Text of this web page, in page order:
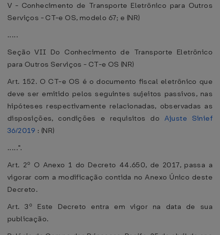
V - Conhecimento de Transporte Eletrônico para Outros
Serviços - CT-e OS, modelo 67; e (NR)
.....
Seção VII Do Conhecimento de Transporte Eletrônico
para Outros Serviços - CT-e OS (NR)
Art. 152. O CT-e OS é o documento fiscal eletrônico que
deve ser emitido pelos seguintes sujeitos passivos, nas
hipóteses respectivamente relacionadas, observadas as
disposições, condições e requisitos do Ajuste Sinief
36/2019 : (NR)
.....".
Art. 2º O Anexo 1 do Decreto 44.650, de 2017, passa a
vigorar com a modificação contida no Anexo Único deste
Decreto.
Art. 3º Este Decreto entra em vigor na data de sua
publicação.